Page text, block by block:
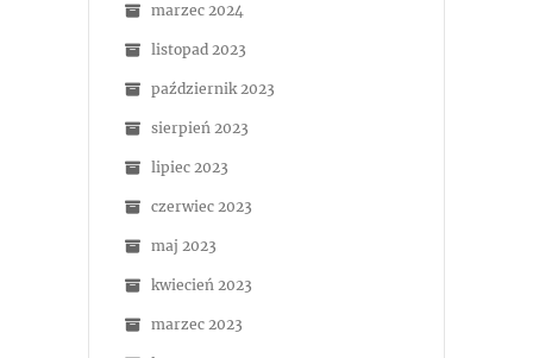
marzec 2024
listopad 2023
październik 2023
sierpień 2023
lipiec 2023
czerwiec 2023
maj 2023
kwiecień 2023
marzec 2023